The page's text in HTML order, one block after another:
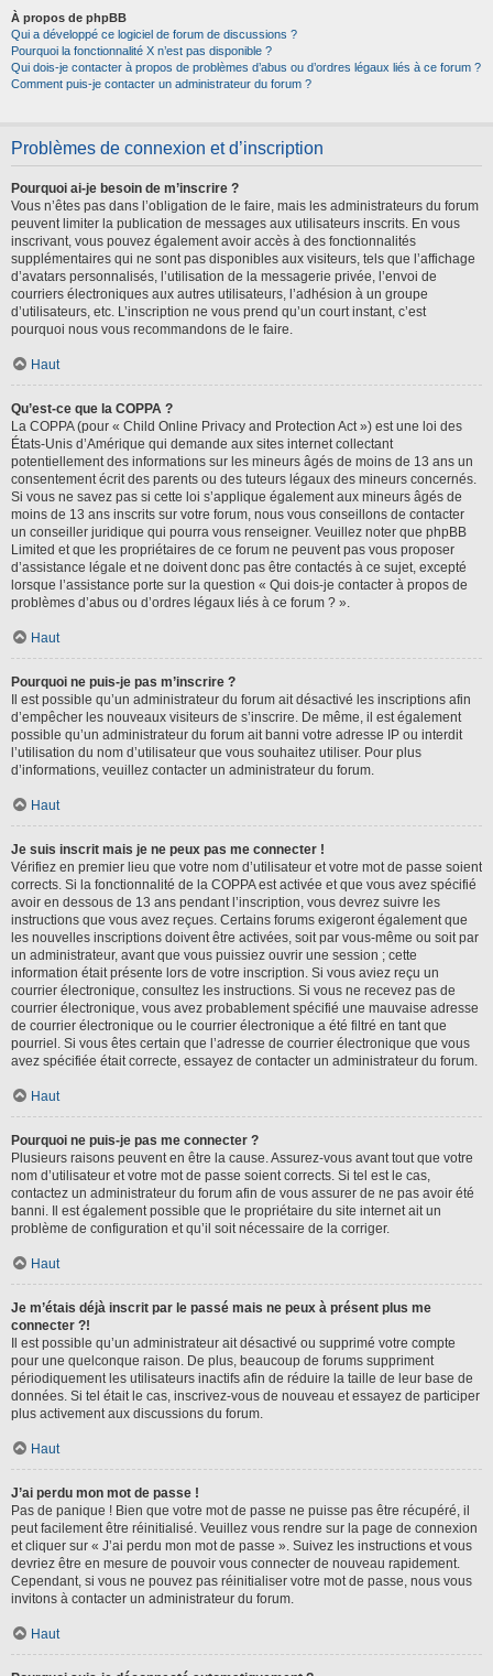
À propos de phpBB
Qui a développé ce logiciel de forum de discussions ?
Pourquoi la fonctionnalité X n’est pas disponible ?
Qui dois-je contacter à propos de problèmes d’abus ou d’ordres légaux liés à ce forum ?
Comment puis-je contacter un administrateur du forum ?
Problèmes de connexion et d’inscription
Pourquoi ai-je besoin de m’inscrire ?
Vous n’êtes pas dans l’obligation de le faire, mais les administrateurs du forum
peuvent limiter la publication de messages aux utilisateurs inscrits. En vous
inscrivant, vous pouvez également avoir accès à des fonctionnalités
supplémentaires qui ne sont pas disponibles aux visiteurs, tels que l’affichage
d’avatars personnalisés, l’utilisation de la messagerie privée, l’envoi de
courriers électroniques aux autres utilisateurs, l’adhésion à un groupe
d’utilisateurs, etc. L’inscription ne vous prend qu’un court instant, c’est
pourquoi nous vous recommandons de le faire.
Haut
Qu’est-ce que la COPPA ?
La COPPA (pour « Child Online Privacy and Protection Act ») est une loi des
États-Unis d’Amérique qui demande aux sites internet collectant
potentiellement des informations sur les mineurs âgés de moins de 13 ans un
consentement écrit des parents ou des tuteurs légaux des mineurs concernés.
Si vous ne savez pas si cette loi s’applique également aux mineurs âgés de
moins de 13 ans inscrits sur votre forum, nous vous conseillons de contacter
un conseiller juridique qui pourra vous renseigner. Veuillez noter que phpBB
Limited et que les propriétaires de ce forum ne peuvent pas vous proposer
d’assistance légale et ne doivent donc pas être contactés à ce sujet, excepté
lorsque l’assistance porte sur la question « Qui dois-je contacter à propos de
problèmes d’abus ou d’ordres légaux liés à ce forum ? ».
Haut
Pourquoi ne puis-je pas m’inscrire ?
Il est possible qu’un administrateur du forum ait désactivé les inscriptions afin
d’empêcher les nouveaux visiteurs de s’inscrire. De même, il est également
possible qu’un administrateur du forum ait banni votre adresse IP ou interdit
l’utilisation du nom d’utilisateur que vous souhaitez utiliser. Pour plus
d’informations, veuillez contacter un administrateur du forum.
Haut
Je suis inscrit mais je ne peux pas me connecter !
Vérifiez en premier lieu que votre nom d’utilisateur et votre mot de passe soient
corrects. Si la fonctionnalité de la COPPA est activée et que vous avez spécifié
avoir en dessous de 13 ans pendant l’inscription, vous devrez suivre les
instructions que vous avez reçues. Certains forums exigeront également que
les nouvelles inscriptions doivent être activées, soit par vous-même ou soit par
un administrateur, avant que vous puissiez ouvrir une session ; cette
information était présente lors de votre inscription. Si vous aviez reçu un
courrier électronique, consultez les instructions. Si vous ne recevez pas de
courrier électronique, vous avez probablement spécifié une mauvaise adresse
de courrier électronique ou le courrier électronique a été filtré en tant que
pourriel. Si vous êtes certain que l’adresse de courrier électronique que vous
avez spécifiée était correcte, essayez de contacter un administrateur du forum.
Haut
Pourquoi ne puis-je pas me connecter ?
Plusieurs raisons peuvent en être la cause. Assurez-vous avant tout que votre
nom d’utilisateur et votre mot de passe soient corrects. Si tel est le cas,
contactez un administrateur du forum afin de vous assurer de ne pas avoir été
banni. Il est également possible que le propriétaire du site internet ait un
problème de configuration et qu’il soit nécessaire de la corriger.
Haut
Je m’étais déjà inscrit par le passé mais ne peux à présent plus me
connecter ?!
Il est possible qu’un administrateur ait désactivé ou supprimé votre compte
pour une quelconque raison. De plus, beaucoup de forums suppriment
périodiquement les utilisateurs inactifs afin de réduire la taille de leur base de
données. Si tel était le cas, inscrivez-vous de nouveau et essayez de participer
plus activement aux discussions du forum.
Haut
J’ai perdu mon mot de passe !
Pas de panique ! Bien que votre mot de passe ne puisse pas être récupéré, il
peut facilement être réinitialisé. Veuillez vous rendre sur la page de connexion
et cliquer sur « J’ai perdu mon mot de passe ». Suivez les instructions et vous
devriez être en mesure de pouvoir vous connecter de nouveau rapidement.
Cependant, si vous ne pouvez pas réinitialiser votre mot de passe, nous vous
invitons à contacter un administrateur du forum.
Haut